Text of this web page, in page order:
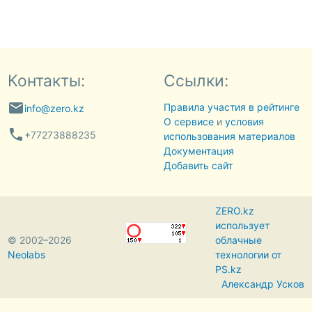
Контакты:
emailinfo@zero.kz
phone +77273888235
Ссылки:
Правила участия в рейтинге
О сервисеи условия
использования материалов
Документация
Добавить сайт
© 2002–2026
Neolabs
ZERO.kz
использует
облачные
технологии от
PS.kz
Александр Усков